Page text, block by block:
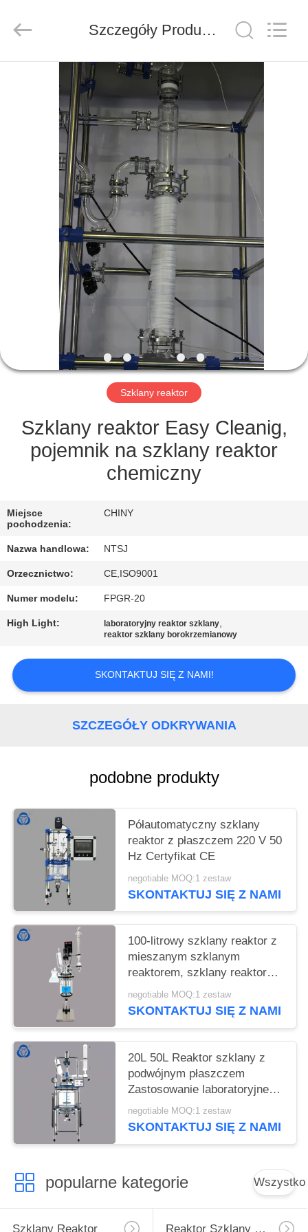
PRODUKTY
WYCIECZKA
FABRYCE
KONTROLA
JAKOŚCI
SKONTAKTUJ
NAMI
PRIVACY
POLICY
Co.,Ltd.
Szczegóły Produktu
Szklany reaktor
Szklany reaktor Easy Cleanig,
pojemnik na szklany reaktor
chemiczny
Miejsce
pochodzenia:
CHINY
Nazwa handlowa: NTSJ
Orzecznictwo: CE,ISO9001
Numer modelu: FPGR-20
High Light: laboratoryjny reaktor szklany,
reaktor szklany borokrzemianowy
SKONTAKTUJ SIĘ Z NAMI!
SZCZEGÓŁY ODKRYWANIA
podobne produkty
Półautomatyczny szklany
reaktor z płaszczem 220 V 50
Hz Certyfikat CE
negotiable MOQ:1 zestaw
SKONTAKTUJ SIĘ Z NAMI
100-litrowy szklany reaktor z
mieszanym szklanym
reaktorem, szklany reaktor
ciśnieniowy o dużej
pojemności
negotiable MOQ:1 zestaw
SKONTAKTUJ SIĘ Z NAMI
20L 50L Reaktor szklany z
podwójnym płaszczem
Zastosowanie laboratoryjne
Odporny chemicznie
negotiable MOQ:1 zestaw
SKONTAKTUJ SIĘ Z NAMI
popularne kategorie Wszystko
Szklany Reaktor Reaktor Szklany Wysokociśnieniowy